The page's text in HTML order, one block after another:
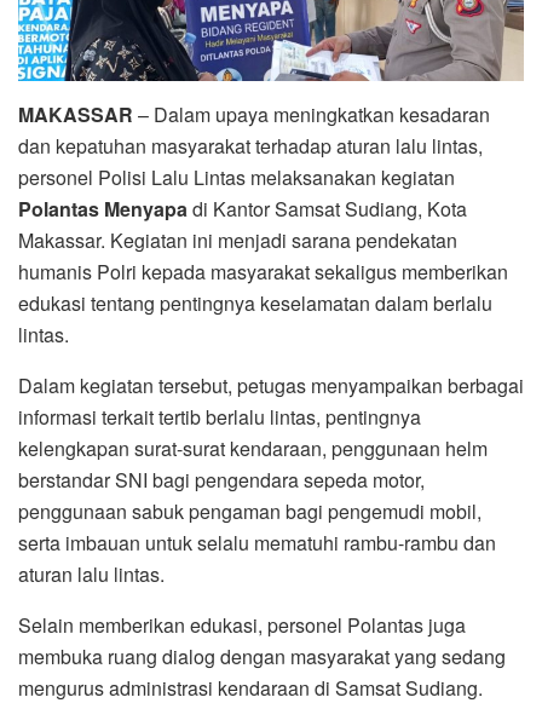
MAKASSAR – Dalam upaya meningkatkan kesadaran
dan kepatuhan masyarakat terhadap aturan lalu lintas,
personel Polisi Lalu Lintas melaksanakan kegiatan
Polantas Menyapadi Kantor Samsat Sudiang, Kota
Makassar. Kegiatan ini menjadi sarana pendekatan
humanis Polri kepada masyarakat sekaligus memberikan
edukasi tentang pentingnya keselamatan dalam berlalu
lintas.
Dalam kegiatan tersebut, petugas menyampaikan berbagai
informasi terkait tertib berlalu lintas, pentingnya
kelengkapan surat-surat kendaraan, penggunaan helm
berstandar SNI bagi pengendara sepeda motor,
penggunaan sabuk pengaman bagi pengemudi mobil,
serta imbauan untuk selalu mematuhi rambu-rambu dan
aturan lalu lintas.
Selain memberikan edukasi, personel Polantas juga
membuka ruang dialog dengan masyarakat yang sedang
mengurus administrasi kendaraan di Samsat Sudiang.